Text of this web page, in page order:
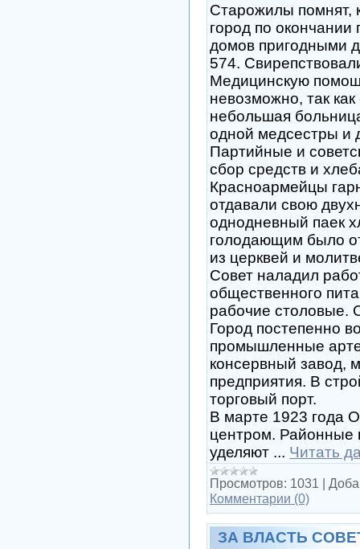
Старожилы помнят,
город по
домов пригодными
574.
Медицинскую
невозможно, так
небольшая
одной медсестры и
Партийные и
сбор средств и
Красноармейцы
отдавали свою
однодневный паек
голодающим было
из церквей и
Совет наладил
общественного
рабочие столовые.
Город постепенно
промышленные
консервный завод,
предприятия. В
торговый порт.
В марте 1923 года
центром. Районные
уделяют ... Читать
Просмотров: 1031 |
Комментарии (0)
ЗА ВЛАСТЬ